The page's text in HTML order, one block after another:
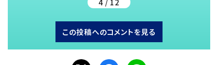
4 / 12
この投稿へのコメントを見る